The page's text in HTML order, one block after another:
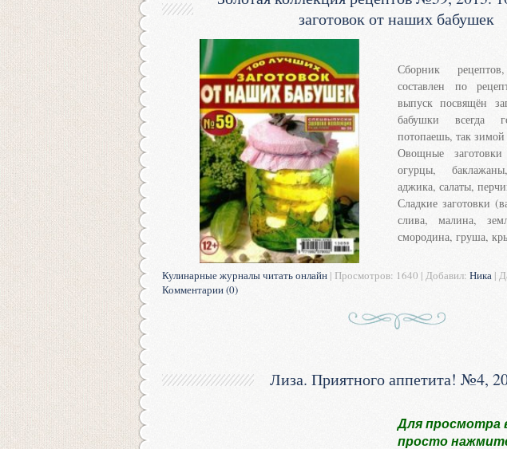
заготовок от наших бабушек
Сборник
составлен по
выпуск посвящён
бабушки всегда
потопаешь, так
Овощные
огурцы,
аджика, салаты,
Сладкие заготовки
слива, малина,
смородина, груша,
Кулинарные журналы читать онлайн | Просмотров: 1640 | Добавил: Ника |
Комментарии (0)
Лиза. Приятного аппетита! №4,
Для просмотра
просто